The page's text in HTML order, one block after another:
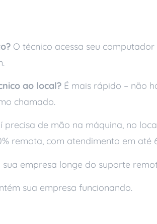
O técnico acessa seu
ao local? É mais rápido – não
chamado.
precisa de mão na máquina, no
remota, com atendimento em até
empresa longe do suporte
sua empresa funcionando.